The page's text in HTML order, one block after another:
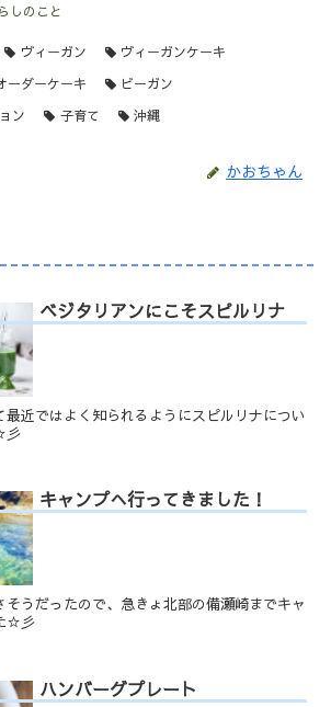
しのこと
ヴィーガン
ヴィーガンケーキ
ーダーケーキ
ビーガン
ン
子育て 沖縄
かおちゃん
ベジタリアンにこそスピルリナ
最近ではよく知られるようにスピルリナについ
彡
キャンプへ行ってきました！
うだったので、急きょ北部の備瀬崎までキャ
☆彡
ハンバーグプレート